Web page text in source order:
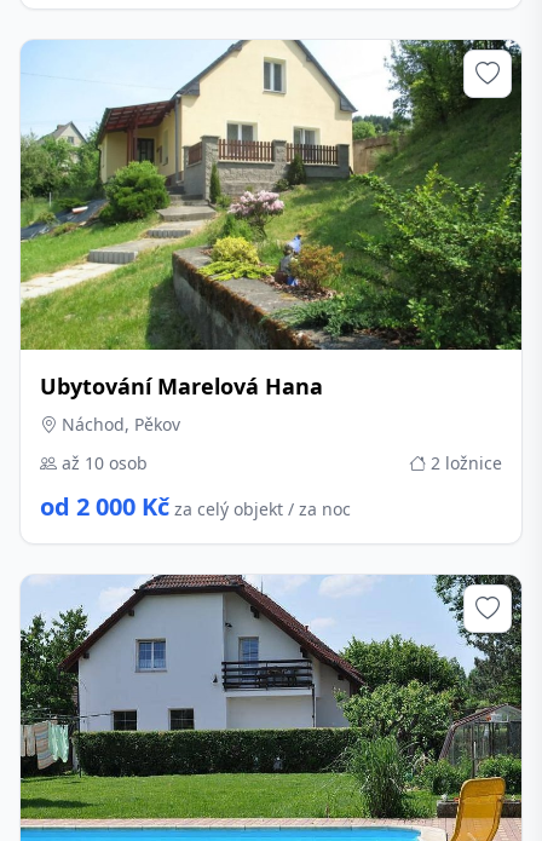
Ubytování Marelová Hana
Náchod, Pěkov
až 10 osob
2 ložnice
od 2 000 Kč za celý objekt / za noc